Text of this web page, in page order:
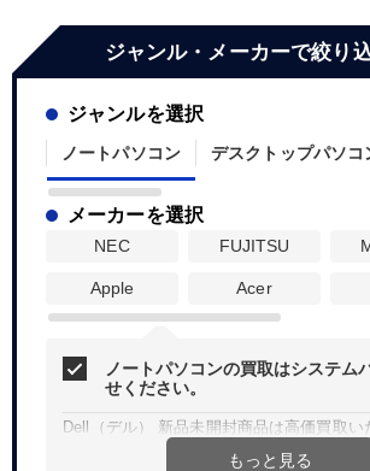
ジャンル・メーカーで絞り
ジャンルを選択
ノートパソコン デスクトップパソコ
メーカーを選択
NEC FUJITSU
Apple Acer
ノートパソコンの買取はシステム
せください。
Dell（デル） 新品未開封商品は高価買取い
もっと見る